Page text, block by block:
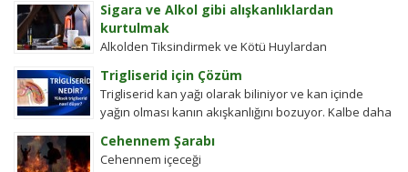
değildi....
Sigara ve Alkol gibi alışkanlıklardan
kurtulmak
Alkolden Tiksindirmek ve Kötü Huylardan
Huylardan Vazgecirmek icin Okumak için belli bir
zamanı yok...
Trigliserid için Çözüm
Trigliserid kan yağı olarak biliniyor ve kan içinde
yağın olması kanın akışkanlığını bozuyor. Kalbe daha
Cehennem Şarabı
Cehennem içeceği